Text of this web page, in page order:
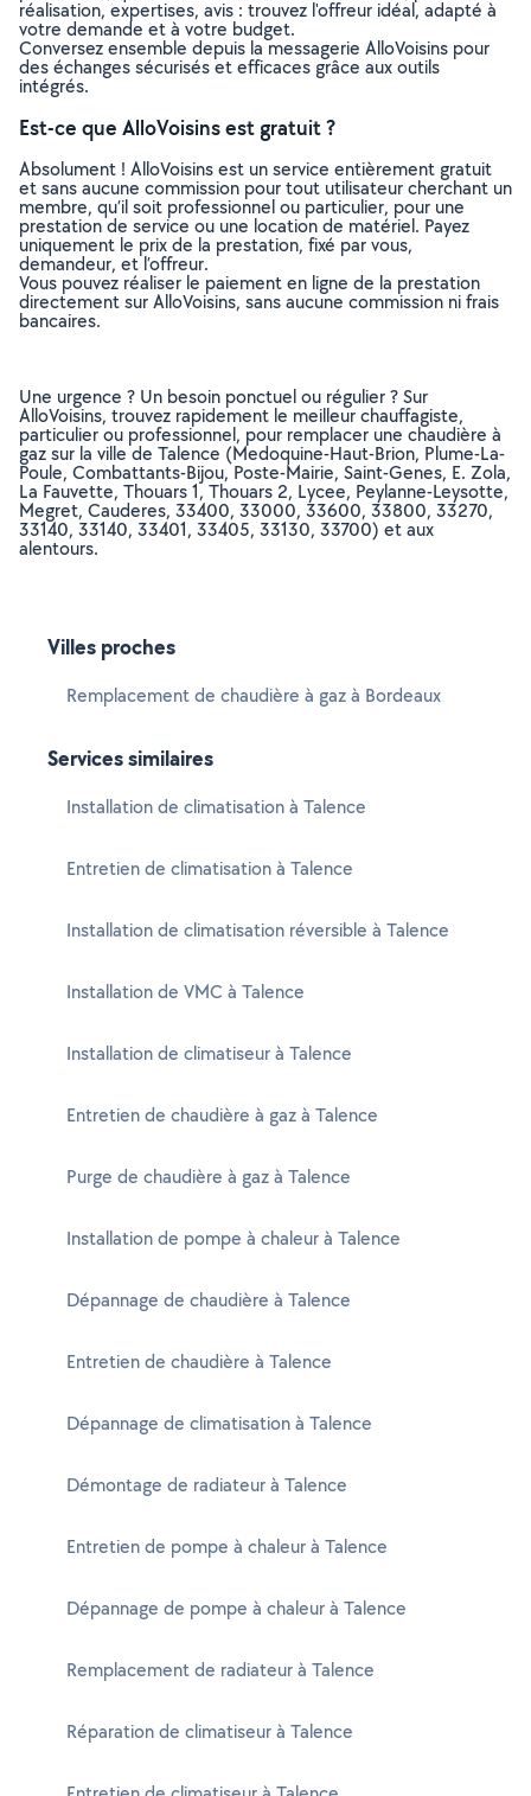
réalisation, expertises, avis : trouvez l'offreur idéal, adapté à
votre demande et à votre budget.
Conversez ensemble depuis la messagerie AlloVoisins pour
des échanges sécurisés et efficaces grâce aux outils
intégrés.
Est-ce que AlloVoisins est gratuit ?
Absolument ! AlloVoisins est un service entièrement gratuit
et sans aucune commission pour tout utilisateur cherchant un
membre, qu’il soit professionnel ou particulier, pour une
prestation de service ou une location de matériel. Payez
uniquement le prix de la prestation, fixé par vous,
demandeur, et l’offreur.
Vous pouvez réaliser le paiement en ligne de la prestation
directement sur AlloVoisins, sans aucune commission ni frais
bancaires.
Une urgence ? Un besoin ponctuel ou régulier ? Sur
AlloVoisins, trouvez rapidement le meilleur chauffagiste,
particulier ou professionnel, pour remplacer une chaudière à
gaz sur la ville de Talence (Medoquine-Haut-Brion, Plume-La-
Poule, Combattants-Bijou, Poste-Mairie, Saint-Genes, E. Zola,
La Fauvette, Thouars 1, Thouars 2, Lycee, Peylanne-Leysotte,
Megret, Cauderes, 33400, 33000, 33600, 33800, 33270,
33140, 33140, 33401, 33405, 33130, 33700) et aux
alentours.
Villes proches
Remplacement de chaudière à gaz à Bordeaux
Services similaires
Installation de climatisation à Talence
Entretien de climatisation à Talence
Installation de climatisation réversible à Talence
Installation de VMC à Talence
Installation de climatiseur à Talence
Entretien de chaudière à gaz à Talence
Purge de chaudière à gaz à Talence
Installation de pompe à chaleur à Talence
Dépannage de chaudière à Talence
Entretien de chaudière à Talence
Dépannage de climatisation à Talence
Démontage de radiateur à Talence
Entretien de pompe à chaleur à Talence
Dépannage de pompe à chaleur à Talence
Remplacement de radiateur à Talence
Réparation de climatiseur à Talence